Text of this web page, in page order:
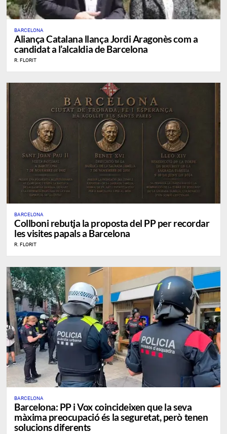
BARCELONA
​Aliança Catalana llança Jordi Aragonès com a
candidat a l’alcaldia de Barcelona
R. FLORIT
BARCELONA
Collboni rebutja la proposta del PP per recordar
les visites papals a Barcelona
R. FLORIT
BARCELONA
​Barcelona: PP i Vox coincideixen que la seva
màxima preocupació és la seguretat, però tenen
solucions diferents